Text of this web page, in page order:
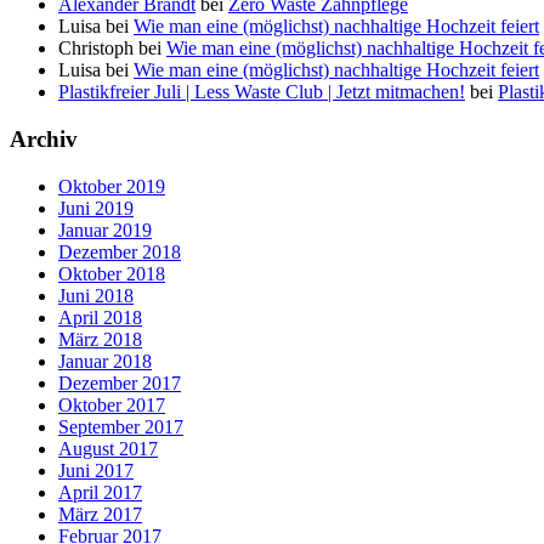
Alexander Brandtbei Zero Waste Zahnpflege
Luisa bei Wie man eine (möglichst) nachhaltige Hochzeit feiert
Christoph bei Wie man eine (möglichst) nachhaltige Hochzeit
Luisa bei Wie man eine (möglichst) nachhaltige Hochzeit feiert
Plastikfreier Juli | Less Waste Club | Jetzt mitmachen! bei
Archiv
Oktober 2019
Juni 2019
Januar 2019
Dezember 2018
Oktober 2018
Juni 2018
April 2018
März 2018
Januar 2018
Dezember 2017
Oktober 2017
September 2017
August 2017
Juni 2017
April 2017
März 2017
Februar 2017